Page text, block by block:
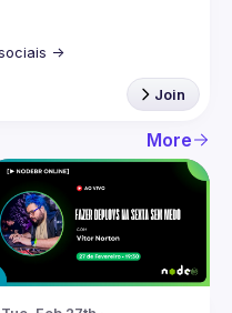
Join
More